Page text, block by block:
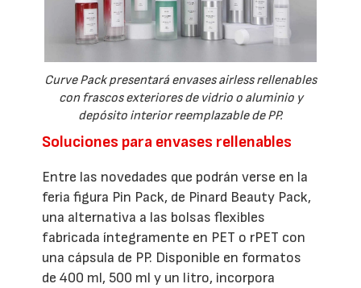
Curve Pack presentará envases airless rellenables
con frascos exteriores de vidrio o aluminio y
depósito interior reemplazable de PP.
Soluciones para envases rellenables
Entre las novedades que podrán verse en la
feria figura Pin Pack, de Pinard Beauty Pack,
una alternativa a las bolsas flexibles
fabricada íntegramente en PET o rPET con
una cápsula de PP. Disponible en formatos
de 400 ml, 500 ml y un litro, incorpora